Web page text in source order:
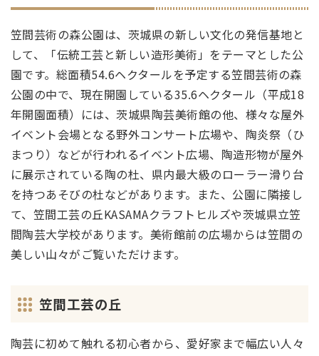
笠間芸術の森公園は、茨城県の新しい文化の発信基地と
して、「伝統工芸と新しい造形美術」をテーマとした公
園です。総面積54.6ヘクタールを予定する笠間芸術の森
公園の中で、現在開園している35.6ヘクタール（平成18
年開園面積）には、茨城県陶芸美術館の他、様々な屋外
イベント会場となる野外コンサート広場や、陶炎祭（ひ
まつり）などが行われるイベント広場、陶造形物が屋外
に展示されている陶の杜、県内最大級のローラー滑り台
を持つあそびの杜などがあります。また、公園に隣接し
て、笠間工芸の丘KASAMAクラフトヒルズや茨城県立笠
間陶芸大学校があります。美術館前の広場からは笠間の
美しい山々がご覧いただけます。
笠間工芸の丘
陶芸に初めて触れる初心者から、愛好家まで幅広い人々